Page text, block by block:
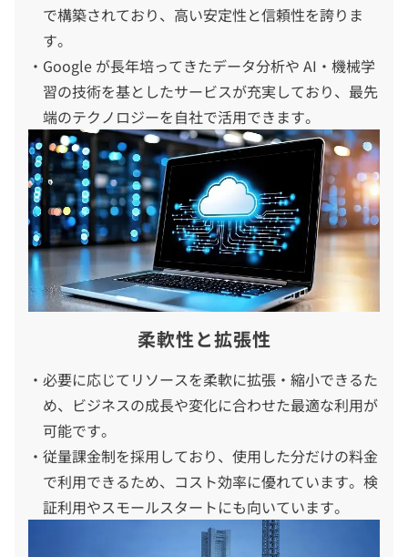
で構築されており、高い安定性と信頼性を誇りま
す。
Google が長年培ってきたデータ分析や AI・機械学
習の技術を基としたサービスが充実しており、最先
端のテクノロジーを自社で活用できます。
柔軟性と拡張性
必要に応じてリソースを柔軟に拡張・縮小できるた
め、ビジネスの成長や変化に合わせた最適な利用が
可能です。
従量課金制を採用しており、使用した分だけの料金
で利用できるため、コスト効率に優れています。検
証利用やスモールスタートにも向いています。